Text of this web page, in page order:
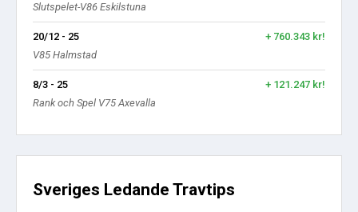
Slutspelet-V86 Eskilstuna
20/12 - 25
+ 760.343 kr!
V85 Halmstad
8/3 - 25
+ 121.247 kr!
Rank och Spel V75 Axevalla
Sveriges Ledande Travtips